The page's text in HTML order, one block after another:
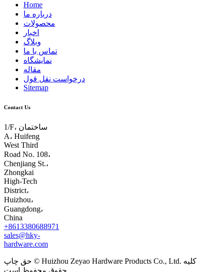
Home
درباره ما
محصولات
اخبار
وبلاگ
تماس با ما
نمایشگاه
مقاله
درخواست نقل قول
Sitemap
Contact Us
1/F، ساختمان
A، Huifeng
West Third
Road No. 108،
Chenjiang St.،
Zhongkai
High-Tech
District،
Huizhou،
Guangdong،
China
+8613380688971
sales@hky-
hardware.com
حق چاپ © Huizhou Zeyao Hardware Products Co., Ltd. کلیه